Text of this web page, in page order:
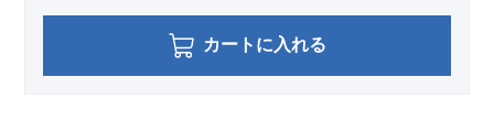
カートに入れる